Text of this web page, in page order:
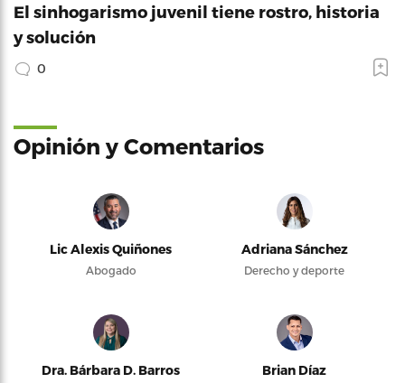
El sinhogarismo juvenil tiene rostro, historia
y solución
0
Opinión y Comentarios
Lic Alexis Quiñones
Abogado
Adriana Sánchez
Derecho y deporte
Dra. Bárbara D. Barros Brian Díaz